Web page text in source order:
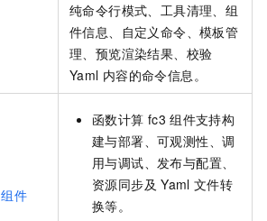
纯命令行模式、工具清理、组
件信息、自定义命令、模板管
理、预览渲染结果、校验
Yaml 内容的命令信息。
组件
函数计算 fc3 组件支持构
建与部署、可观测性、调
用与调试、发布与配置、
资源同步及 Yaml 文件转
换等。